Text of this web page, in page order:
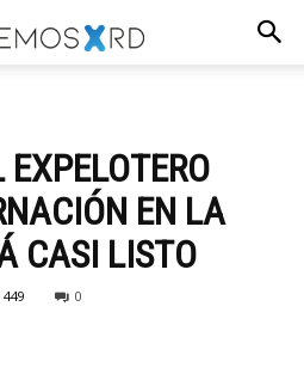
EN LA
CASI LISTO
449 0